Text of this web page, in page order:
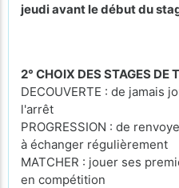
jeudi avant le début du
2° CHOIX DES STAGES DE
DECOUVERTE : de jamais
l'arrêt
PROGRESSION : de
à échanger régulièrement
MATCHER : jouer ses
en compétition